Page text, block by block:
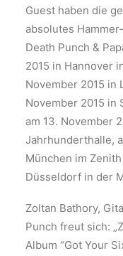
Guest haben die
absolutes
Death Punch &
2015 in Hannover
November 2015 in
November 2015 in
am 13. November
Jahrhunderthalle,
München im
Düsseldorf in der
Zoltan Bathory,
Punch freut sich:
Album “Got Your